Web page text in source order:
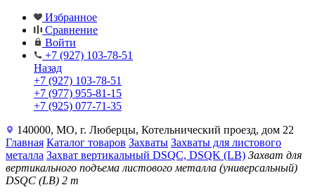
Избранное
Сравнение
Войти
+7 (927) 103-78-51
Назад
+7 (927) 103-78-51
+7 (977) 955-81-15
+7 (925) 077-71-35
140000, МО, г. Люберцы, Котельнический проезд, дом 22
Главная Каталог товаров Захваты Захваты для листового
металла Захват вертикальный DSQC, DSQK (LB) Захват для
вертикального подъема листового металла (универсальный)
DSQC (LB) 2 т